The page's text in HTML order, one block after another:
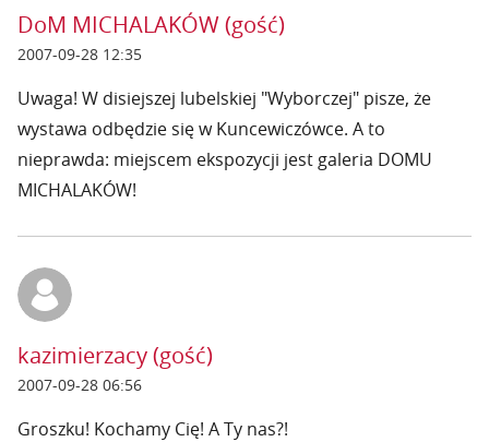
DoM MICHALAKÓW (gość)
2007-09-28 12:35
Uwaga! W disiejszej lubelskiej "Wyborczej" pisze, że
wystawa odbędzie się w Kuncewiczówce. A to
nieprawda: miejscem ekspozycji jest galeria DOMU
MICHALAKÓW!
kazimierzacy (gość)
2007-09-28 06:56
Groszku! Kochamy Cię! A Ty nas?!